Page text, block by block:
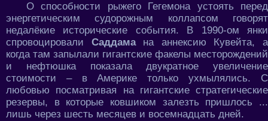
О способности рыжего Гегемона устоять перед
энергетическим судорожным коллапсом говорят
недалёкие исторические события. В 1990-ом янки
спровоцировали Саддама на аннексию Кувейта, а
когда там запылали гигантские факелы месторождений
и нефтюшка показала двукратное увеличение
стоимости – в Америке только ухмылялись. С
любовью посматривая на гигантские стратегические
резервы, в которые ковшиком залезть пришлось ...
лишь через шесть месяцев и восемнадцать дней.